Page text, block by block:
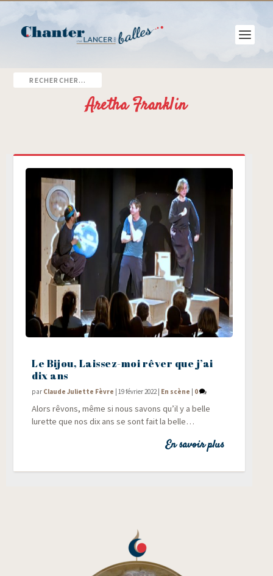
Aretha Franklin
Le Bijou, Laissez-moi rêver que j’ai
dix ans
par Claude Juliette Fèvre | 19 février 2022 | En scène | 0
Alors rêvons, même si nous savons qu’il y a belle
lurette que nos dix ans se sont fait la belle…
En savoir plus